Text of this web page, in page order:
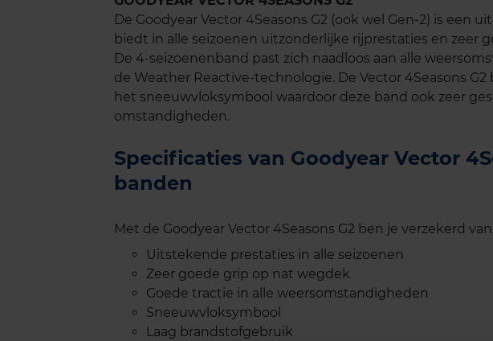
De Goodyear Vector 4Seasons G2 (ook wel Gen-2) is een
biedt in alle seizoenen uitzonderlijke rijprestaties en zeer
De 4-seizoenenband past zich naadloos aan alle
de Weather Reactive-technologie. De Vector 4Seasons
het sneeuwvloksymbool waardoor deze band ook zeer
omstandigheden.
Specificaties van Goodyear Vector
banden
Met de Goodyear Vector 4Seasons G2 ben je verzekerd van:
Uitstekende prestaties in alle seizoenen
Zeer goede grip op nat wegdek
Goede tractie in alle weersomstandigheden
Sneeuwvloksymbool
Laag brandstofgebruik